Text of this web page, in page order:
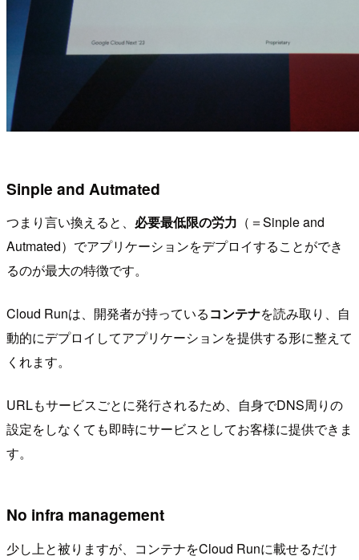
Sinple and Autmated
つまり言い換えると、 必要最低限の労力 （＝Sinple and
Autmated）でアプリケーションをデプロイすることができ
るのが最大の特徴です。
Cloud Runは、開発者が持っているコンテナを読み取り、自
動的にデプロイしてアプリケーションを提供する形に整えて
くれます。
URLもサービスごとに発行されるため、自身でDNS周りの
設定をしなくても即時にサービスとしてお客様に提供できま
す。
No infra management
少し上と被りますが、コンテナをCloud Runに載せるだけ